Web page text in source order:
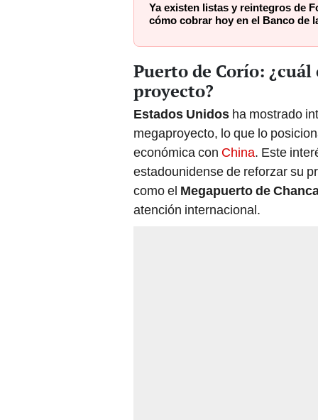
Ya existen listas y reintegros de
cómo cobrar hoy en el Banco de
Puerto de Corío: ¿cuál
proyecto?
Estados Unidos ha mostrado
megaproyecto, lo que lo
económica con China. Este
estadounidense de reforzar su
como el Megapuerto de
atención internacional.